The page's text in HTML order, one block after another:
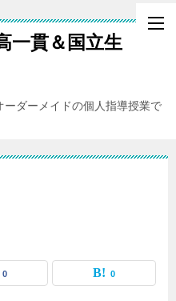
貫＆国立生
ダーメイドの個人指導授業で
0 0